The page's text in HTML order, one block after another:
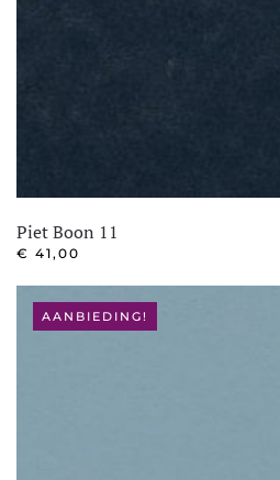
Piet Boon 11
€ 41,00
AANBIEDING!